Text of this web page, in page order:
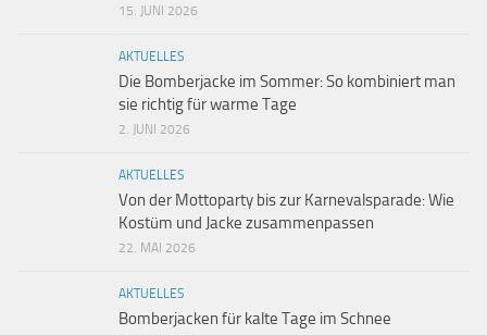
15. JUNI 2026
AKTUELLES
Die Bomberjacke im Sommer: So kombiniert man
sie richtig für warme Tage
2. JUNI 2026
AKTUELLES
Von der Mottoparty bis zur Karnevalsparade: Wie
Kostüm und Jacke zusammenpassen
22. MAI 2026
AKTUELLES
Bomberjacken für kalte Tage im Schnee